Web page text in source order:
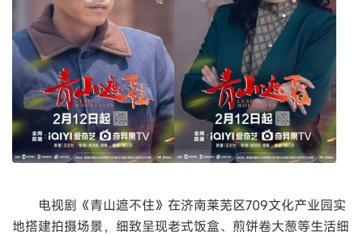
电视剧《青山遮不住》在济南莱芜区709文化产业园实
地搭建拍摄场景，细致呈现老式饭盒、煎饼卷大葱等生活细